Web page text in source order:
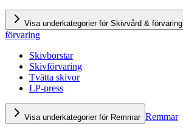
Visa underkategorier för Skivvård & förvaring
förvaring
Skivborstar
Skivförvaring
Tvätta skivor
LP-press
Visa underkategorier för Remmar Remmar